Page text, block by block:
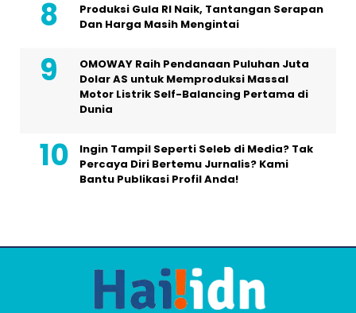
Produksi Gula RI Naik, Tantangan Serapan
Dan Harga Masih Mengintai
OMOWAY Raih Pendanaan Puluhan Juta
Dolar AS untuk Memproduksi Massal
Motor Listrik Self-Balancing Pertama di
Dunia
Ingin Tampil Seperti Seleb di Media? Tak
Percaya Diri Bertemu Jurnalis? Kami
Bantu Publikasi Profil Anda!